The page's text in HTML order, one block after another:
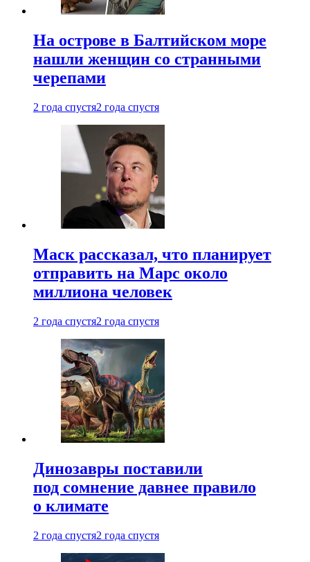
На острове в Балтийском море
нашли женщин со странными
черепами
2 года спустя2 года спустя
Маск рассказал, что планирует
отправить на Марс около
миллиона человек
2 года спустя2 года спустя
Динозавры поставили
под сомнение давнее правило
о климате
2 года спустя2 года спустя